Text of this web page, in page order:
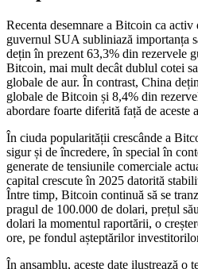
Recenta desemnare a Bitcoin ca activ
guvernul SUA subliniază importanța
dețin în prezent 63,3% din rezervele
Bitcoin, mai mult decât dublul cotei
globale de aur. În contrast, China
globale de Bitcoin și 8,4% din
abordare foarte diferită față de aceste
În ciuda popularității crescânde a
sigur și de încredere, în special în
generate de tensiunile comerciale
capital crescute în 2025 datorită
Între timp, Bitcoin continuă să se
pragul de 100.000 de dolari, prețul
dolari la momentul raportării, o
ore, pe fondul așteptărilor
În ansamblu, aceste date ilustrează o